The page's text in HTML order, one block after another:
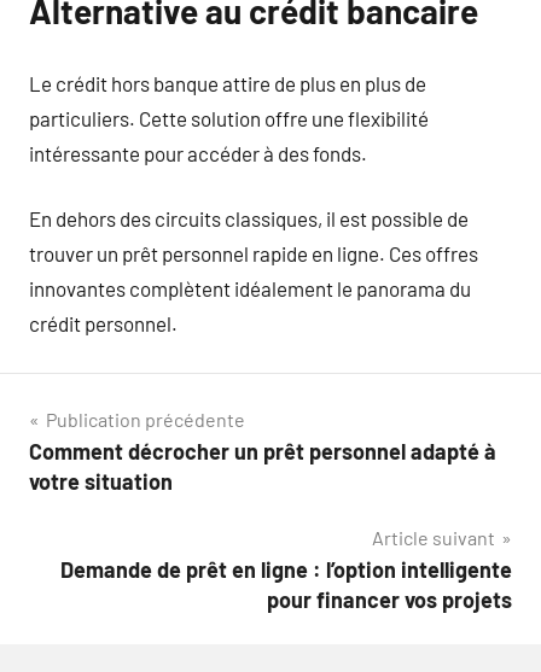
Alternative au crédit bancaire
Le crédit hors banque attire de plus en plus de
particuliers. Cette solution offre une flexibilité
intéressante pour accéder à des fonds.
En dehors des circuits classiques, il est possible de
trouver un prêt personnel rapide en ligne. Ces offres
innovantes complètent idéalement le panorama du
crédit personnel.
Navigation
de
Publication précédente
Comment décrocher un prêt personnel adapté à
votre situation
Article suivant
Demande de prêt en ligne : l’option intelligente
pour financer vos projets